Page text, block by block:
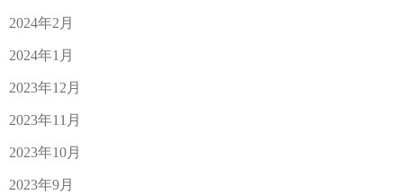
2024年2月
2024年1月
2023年12月
2023年11月
2023年10月
2023年9月